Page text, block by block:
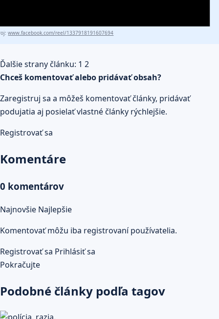
www.facebook.com/reel/1337918191607694
Ďalšie strany článku: 1 2
Chceš komentovať alebo pridávať obsah?
Zaregistruj sa a môžeš komentovať články, pridávať
podujatia aj posielať vlastné články rýchlejšie.
Registrovať sa
Komentáre
0 komentárov
Najnovšie Najlepšie
Komentovať môžu iba registrovaní používatelia.
Registrovať sa Prihlásiť sa
Pokračujte
Podobné články podľa tagov